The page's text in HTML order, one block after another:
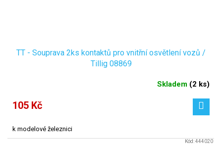
TT - Souprava 2ks kontaktů pro vnitřní osvětlení vozů /
Tillig 08869
Skladem (2 ks)
105 Kč
k modelové železnici
Kód:444020